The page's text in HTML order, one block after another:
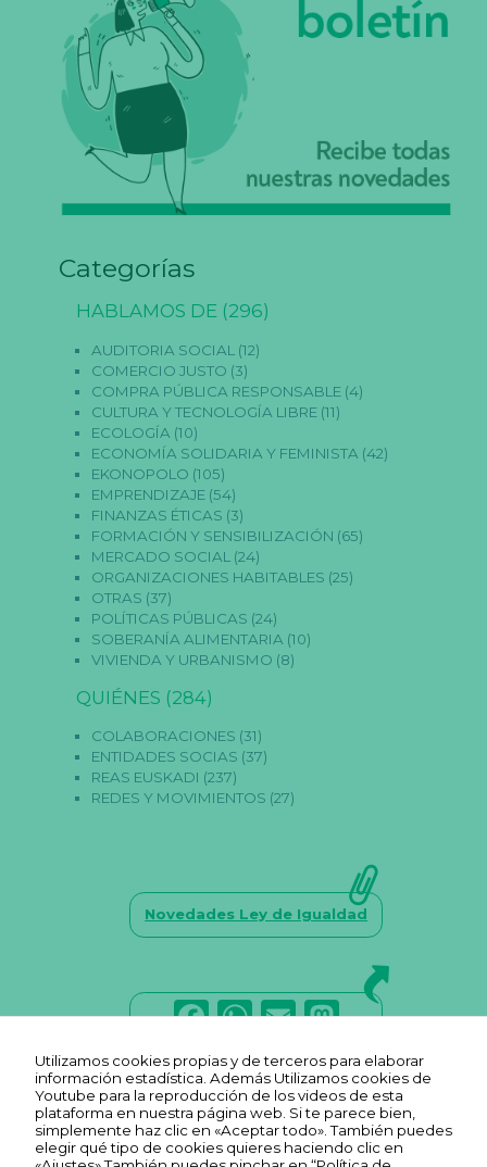
Categorías
HABLAMOS DE (296)
AUDITORIA SOCIAL (12)
COMERCIO JUSTO (3)
COMPRA PÚBLICA RESPONSABLE(4)
CULTURA Y TECNOLOGÍA LIBRE(11)
ECOLOGÍA (10)
ECONOMÍA SOLIDARIA Y FEMINISTA (42)
EKONOPOLO (105)
EMPRENDIZAJE(54)
FINANZAS ÉTICAS (3)
FORMACIÓN Y SENSIBILIZACIÓN (65)
MERCADO SOCIAL (24)
ORGANIZACIONES HABITABLES (25)
OTRAS (37)
POLÍTICAS PÚBLICAS (24)
SOBERANÍA ALIMENTARIA (10)
VIVIENDA Y URBANISMO (8)
QUIÉNES (284)
COLABORACIONES (31)
ENTIDADES SOCIAS (37)
REAS EUSKADI (237)
REDES Y MOVIMIENTOS (27)
Novedades Ley de Igualdad
F
a
c
e
b
W
h
a
ts
A
E
m
ai
l
M
a
st
o
d
Utilizamos cookies propias y de terceros para elaborar
información estadística. Además Utilizamos cookies de
Youtube para la reproducción de los videos de esta
plataforma en nuestra página web. Si te parece bien,
simplemente haz clic en «Aceptar todo». También puedes
elegir qué tipo de cookies quieres haciendo clic en
a
s
st
o
e
s
o
e
c
e
a
s
a
r
a
q
u
e
f